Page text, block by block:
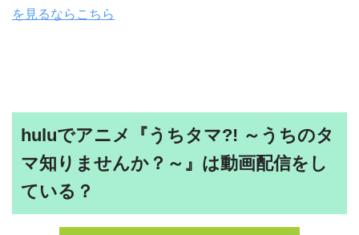
を見るならこちら
huluでアニメ『うちタマ?! ～うちのタ
マ知りませんか？～』は動画配信をし
ている？